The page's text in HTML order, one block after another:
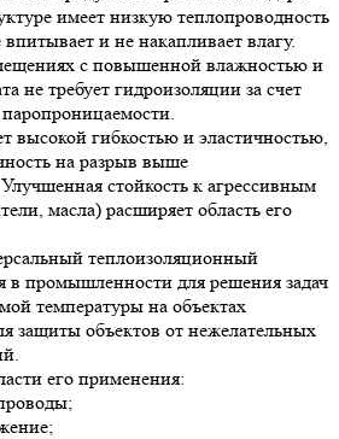
имеет низкую теплопроводность
и не накапливает влагу.
с повышенной влажностью и
не требует гидроизоляции за счет
гибкостью и эластичностью,
на разрыв выше
стойкость к агрессивным
масла) расширяет область его
теплоизоляционный
в промышленности для решения задач
температуры на объектах
защиты объектов от нежелательных
его применения: